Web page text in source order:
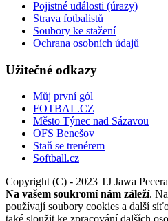
Pojistné události (úrazy)
Strava fotbalistů
Soubory ke stažení
Ochrana osobních údajů
Užitečné odkazy
Můj první gól
FOTBAL.CZ
Město Týnec nad Sázavou
OFS Benešov
Staň se trenérem
Softball.cz
Copyright (C) - 2023 TJ Jawa
Na vašem soukromí nám záleží.
používají soubory cookies a další